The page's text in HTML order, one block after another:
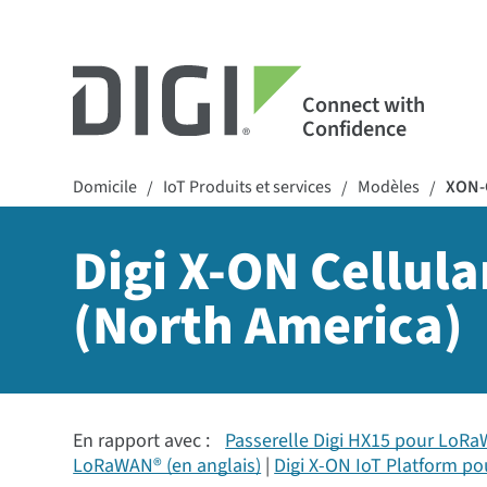
Connect with
Confidence
Domicile / IoT Produits et services / Modèles /
Digi X-ON
(North America)
En rapport avec : Passerelle Digi HX15 pour
LoRaWAN® (en anglais) Digi X-ON IoT Platform